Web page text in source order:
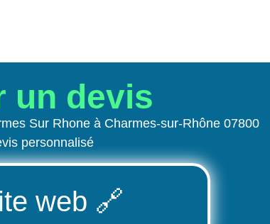
un devis
Sur Rhone à Charmes-sur-Rhône 07800
personnalisé
web 🔗